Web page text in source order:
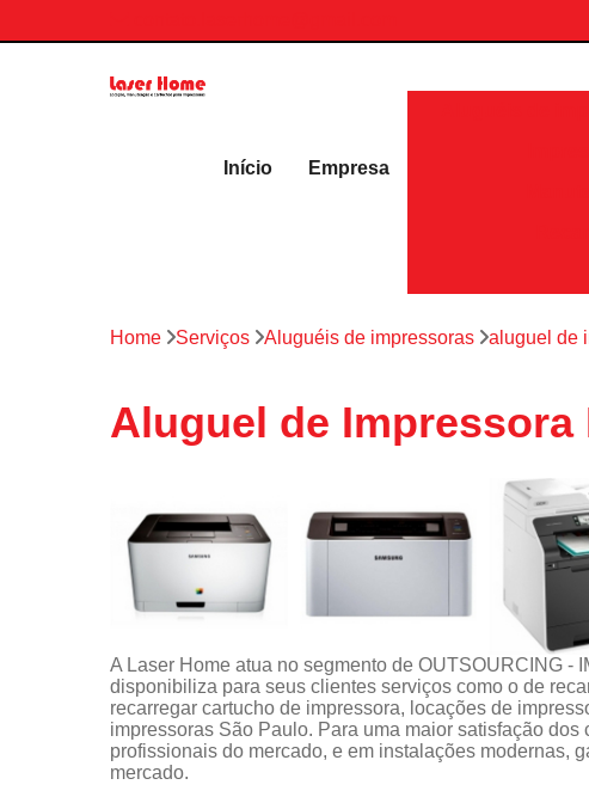
Início Empresa
Home Serviços Aluguéis de impressoras aluguel de
Aluguel de Impressora
A Laser Home atua no segmento de OUTSOURCING -
disponibiliza para seus clientes serviços como o de
recarregar cartucho de impressora, locações de
impressoras São Paulo. Para uma maior satisfação
profissionais do mercado, e em instalações modernas,
mercado.